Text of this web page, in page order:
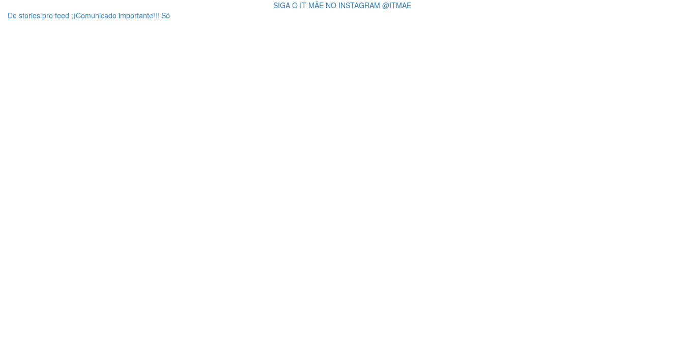
SIGA O IT MÃE NO INSTAGRAM @ITMAE
Do stories pro feed ;)Comunicado importante!!! Só